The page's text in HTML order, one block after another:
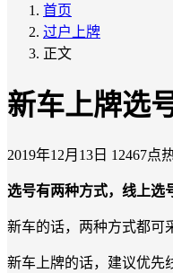
首页
过户上牌
正文
新车上牌选
2019年12月13日 12467点
选号有两种方式，线上选
新车的话，两种方式都可
新车上牌的话，建议优先